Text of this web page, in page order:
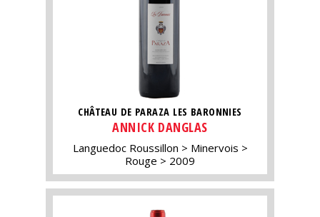
CHÂTEAU DE PARAZA LES BARONNIES
ANNICK DANGLAS
Languedoc Roussillon
Minervois
Rouge
2009